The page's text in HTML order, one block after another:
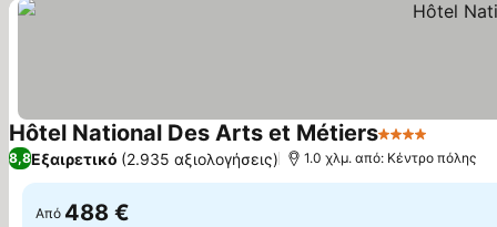
Hôtel National Des Arts et Métiers4 Αστέρια
8,8Εξαιρετικό (2.935 αξιολογήσεις) 1.0 χλμ. από: Κέντρο πόλης
Από 488 €